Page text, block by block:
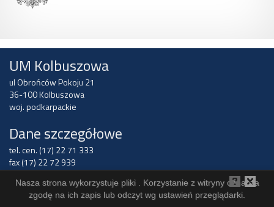
UM Kolbuszowa
ul Obrońców Pokoju 21
36-100 Kolbuszowa
woj. podkarpackie
Dane szczegółowe
tel. cen. (17) 22 71 333
fax (17) 22 72 939
email:um@ekolbuszowa.pl
konto: BS w Kolbuszowej
Nasza strona wykorzystuje pliki . Korzystanie z witryny oznacza
zgodę na ich zapis lub odczyt wg ustawień przeglądarki.